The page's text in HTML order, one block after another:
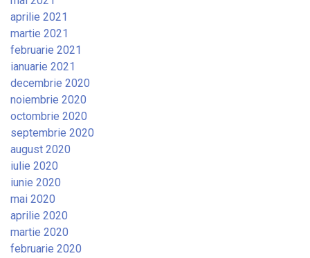
aprilie 2021
martie 2021
februarie 2021
ianuarie 2021
decembrie 2020
noiembrie 2020
octombrie 2020
septembrie 2020
august 2020
iulie 2020
iunie 2020
mai 2020
aprilie 2020
martie 2020
februarie 2020